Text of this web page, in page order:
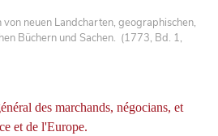
neuen Landcharten, geographischen,
Büchern und Sachen. (1773, Bd. 1,
des marchands, négocians, et
et de l'Europe.